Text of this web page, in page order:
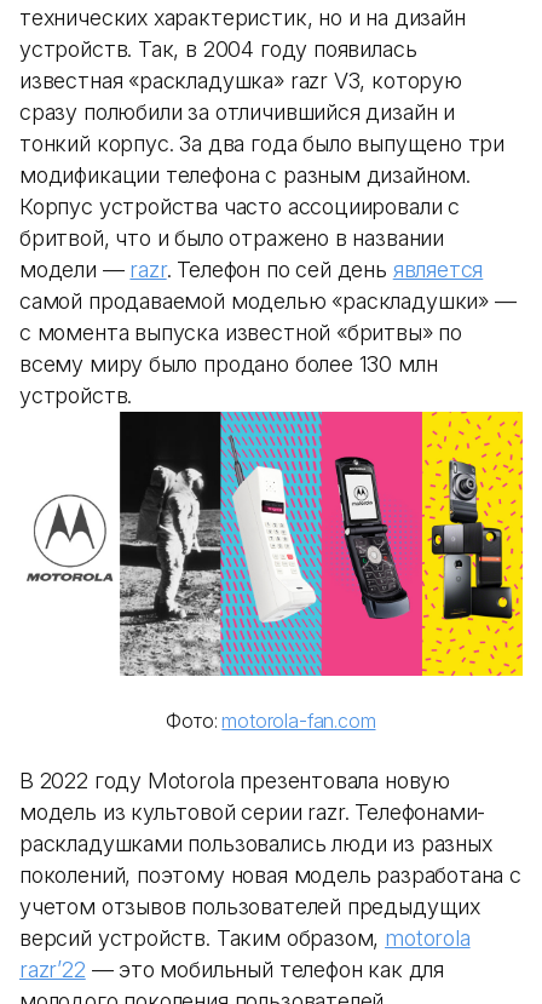
технических характеристик, но и на дизайн
устройств. Так, в 2004 году появилась
известная «раскладушка» razr V3, которую
сразу полюбили за отличившийся дизайн и
тонкий корпус. За два года было выпущено три
модификации телефона с разным дизайном.
Корпус устройства часто ассоциировали с
бритвой, что и было отражено в названии
модели — razr. Телефон по сей день является
самой продаваемой моделью «раскладушки» —
с момента выпуска известной «бритвы» по
всему миру было продано более 130 млн
устройств.
Фото: motorola-fan.com
В 2022 году Motorola презентовала новую
модель из культовой серии razr. Телефонами-
раскладушками пользовались люди из разных
поколений, поэтому новая модель разработана с
учетом отзывов пользователей предыдущих
версий устройств. Таким образом, motorola
razr’22 — это мобильный телефон как для